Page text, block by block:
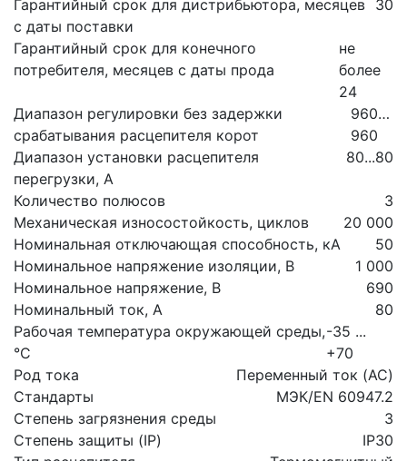
Гарантийный срок для дистрибьютора, месяцев
с даты поставки
30
Гарантийный срок для конечного
потребителя, месяцев с даты прода
не
более
24
Диапазон регулировки без задержки
срабатывания расцепителя корот
960…
960
Диапазон установки расцепителя
перегрузки, А
80...80
Количество полюсов
3
Механическая износостойкость, циклов
20 000
Номинальная отключающая способность, кА
50
Номинальное напряжение изоляции, В
1 000
Номинальное напряжение, В
690
Номинальный ток, А
80
Рабочая температура окружающей среды,
°C
-35 ...
+70
Род тока
Переменный ток (AC)
Стандарты
МЭК/EN 60947.2
Степень загрязнения среды
3
Степень защиты (IP)
IP30